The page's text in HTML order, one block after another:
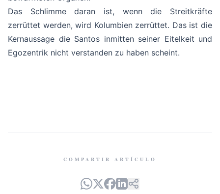
Das Schlimme daran ist, wenn die Streitkräfte
zerrüttet werden, wird Kolumbien zerrüttet. Das ist die
Kernaussage die Santos inmitten seiner Eitelkeit und
Egozentrik nicht verstanden zu haben scheint.
COMPARTIR ARTÍCULO